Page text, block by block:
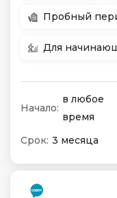
Пробный
Для
Начало:
в любое
время
Срок: 3 месяца